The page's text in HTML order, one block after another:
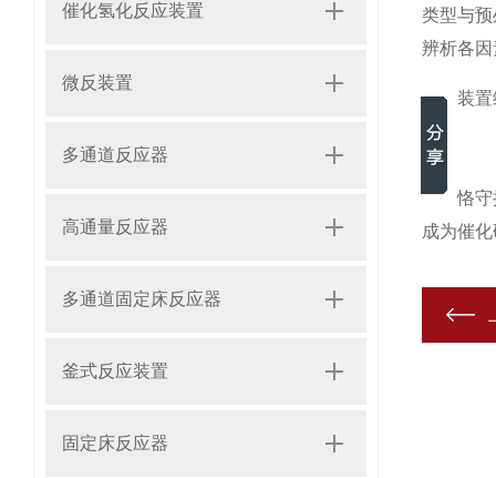
催化氢化反应装置
微反装置
多通道反应器
高通量反应器
多通道固定床反应器
釜式反应装置
固定床反应器
类型与
辨析各
装置维
恪守操
成为催